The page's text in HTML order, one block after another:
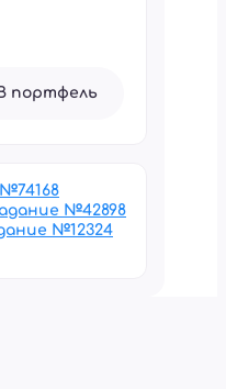
портфель
№74168
№42898
№12324